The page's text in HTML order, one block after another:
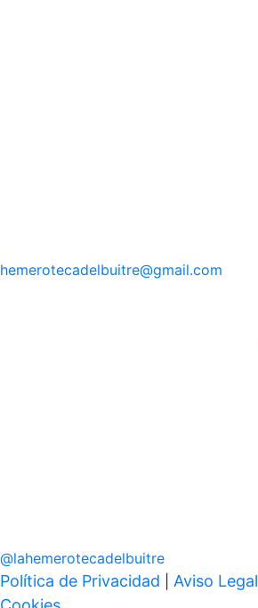
hemerotecadelbuitre@gmail.com
@lahemerotecadelbuitre
Política de Privacidad Aviso Legal